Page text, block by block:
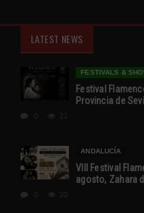
LATEST NEWS
FESTIVALS &
Festival
Provincia de
ANDALUCÍA
VIII Festival
agosto, Zahara